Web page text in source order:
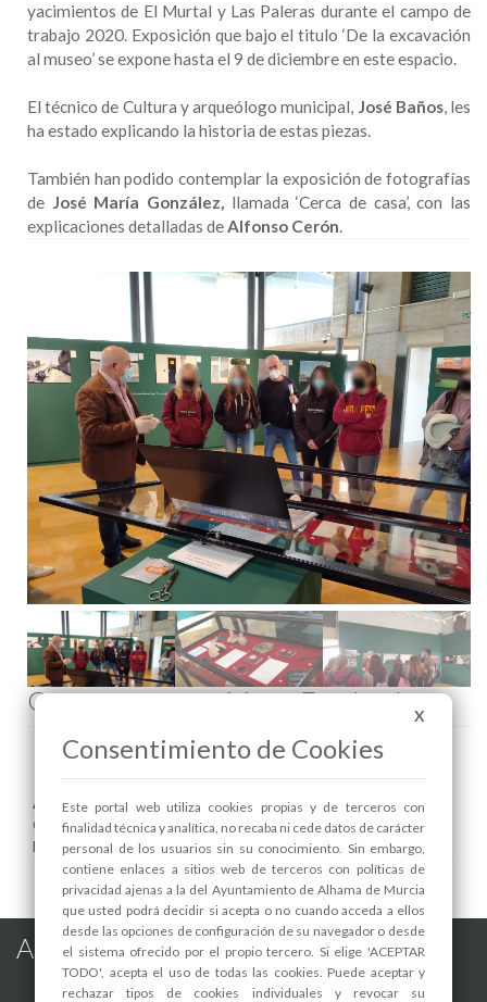
yacimientos de El Murtal y Las Paleras durante el campo de
trabajo 2020. Exposición que bajo el titulo ‘De la excavación
al museo’ se expone hasta el 9 de diciembre en este espacio.
El técnico de Cultura y arqueólogo municipal, José Baños, les
ha estado explicando la historia de estas piezas.
También han podido contemplar la exposición de fotografías
de José María González, llamada ‘Cerca de casa’, con las
explicaciones detalladas deAlfonso Cerón.
Comenta esta noticia en Facebook
Areas relacionadas:
Cultura y Patrimonio
Museo
Alhama de Murcia en las Redes
X
Consentimiento de Cookies
Este portal web utiliza cookies propias y de terceros con
finalidad técnica y analítica, no recaba ni cede datos de carácter
personal de los usuarios sin su conocimiento. Sin embargo,
contiene enlaces a sitios web de terceros con políticas de
privacidad ajenas a la del Ayuntamiento de Alhama de Murcia
que usted podrá decidir si acepta o no cuando acceda a ellos
desde las opciones de configuración de su navegador o desde
el sistema ofrecido por el propio tercero. Si elige 'ACEPTAR
TODO', acepta el uso de todas las cookies. Puede aceptar y
rechazar tipos de cookies individuales y revocar su